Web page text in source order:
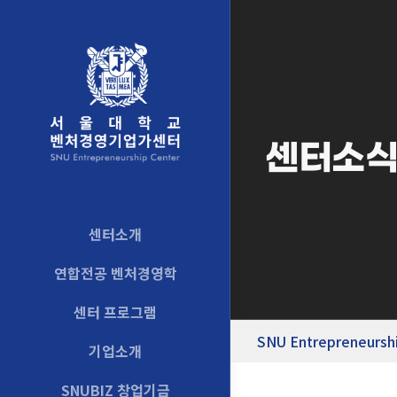
센터소개
연합전공 벤처경영학
센터 프로그램
기업소개
SNUBIZ 창업기금
센터소식
SNU